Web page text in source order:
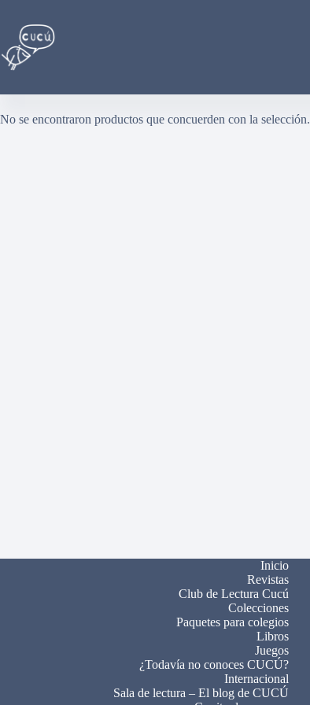
contenido
No se encontraron productos que concuerden con la selección.
Inicio
Revistas
Club de Lectura Cucú
Colecciones
Paquetes para colegios
Libros
Juegos
¿Todavía no conoces CUCÚ?
Internacional
Sala de lectura – El blog de CUCÚ